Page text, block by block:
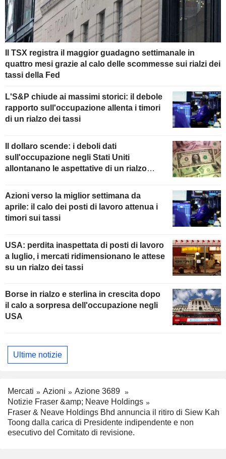
Il TSX registra il maggior guadagno settimanale in
quattro mesi grazie al calo delle scommesse sui rialzi dei
tassi della Fed
L'S&P chiude ai massimi storici: il debole
rapporto sull'occupazione allenta i timori
di un rialzo dei tassi
Il dollaro scende: i deboli dati
sull'occupazione negli Stati Uniti
allontanano le aspettative di un rialzo
Azioni verso la miglior settimana da
aprile: il calo dei posti di lavoro attenua i
timori sui tassi
USA: perdita inaspettata di posti di lavoro
a luglio, i mercati ridimensionano le attese
su un rialzo dei tassi
Borse in rialzo e sterlina in crescita dopo
il calo a sorpresa dell'occupazione negli
USA
Ultime notizie
Mercati Azioni
Azione 3689
Notizie Fraser &amp; Neave Holdings
Fraser & Neave Holdings Bhd annuncia il ritiro di Siew Kah
Toong dalla carica di Presidente indipendente e non
esecutivo del Comitato di revisione.